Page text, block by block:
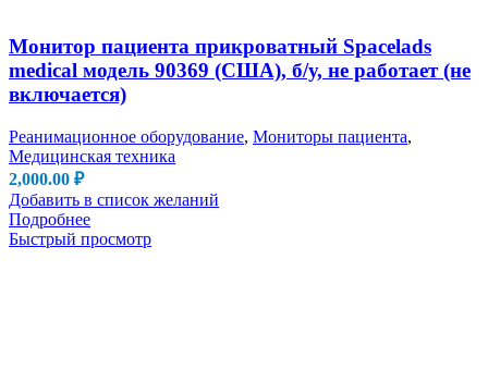
Монитор пациента прикроватный Spacelads
medical модель 90369 (США), б/у, не работает (не
включается)
Реанимационное оборудование, Мониторы пациента,
Медицинская техника
2,000.00 ₽
Добавить в список желаний
Подробнее
Быстрый просмотр